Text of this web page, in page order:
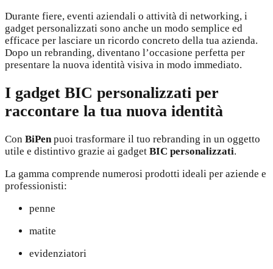
Durante fiere, eventi aziendali o attività di networking, i
gadget personalizzati sono anche un modo semplice ed
efficace per lasciare un ricordo concreto della tua azienda.
Dopo un rebranding, diventano l’occasione perfetta per
presentare la nuova identità visiva in modo immediato.
I gadget BIC personalizzati per
raccontare la tua nuova identità
Con BiPenpuoi trasformare il tuo rebranding in un oggetto
utile e distintivo grazie ai gadget BIC personalizzati.
La gamma comprende numerosi prodotti ideali per aziende e
professionisti:
penne
matite
evidenziatori